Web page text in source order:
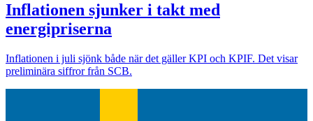
Inflationen sjunker i takt med
energipriserna
Inflationen i juli sjönk både när det gäller KPI och KPIF. Det visar
preliminära siffror från SCB.